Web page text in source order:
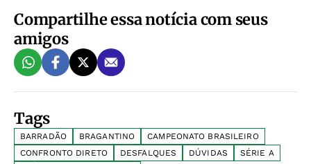
Compartilhe essa notícia com seus
amigos
Tags
BARRADÃO BRAGANTINO
CAMPEONATO BRASILEIRO
CONFRONTO DIRETO
DESFALQUES DÚVIDAS
SÉRIE A